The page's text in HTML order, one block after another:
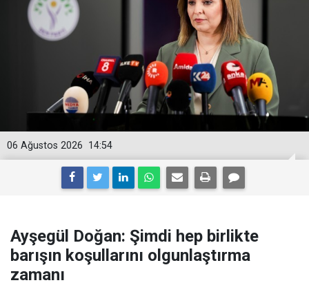
14:54
06 Ağustos 2026
Ayşegül Doğan: Şimdi hep birlikte
barışın koşullarını olgunlaştırma
zamanı